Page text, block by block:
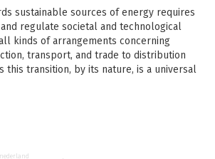
sustainable sources of energy requires
regulate societal and technological
kinds of arrangements concerning
transport, and trade to distribution
this transition, by its nature, is a universal
nederland